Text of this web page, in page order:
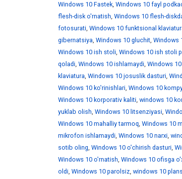
Windows 10 Fastek, Windows 10 fayl
flesh-disk o'rnatish, Windows 10 flesh-
fotosurati, Windows 10 funktsional
gibernatsiya, Windows 10 gluchit, Windows
Windows 10 ish stoli, Windows 10 ish stoli
qoladi, Windows 10 ishlamaydi, Windows
klaviatura, Windows 10 josuslik dasturi,
Windows 10 ko'rinishlari, Windows 10
Windows 10 korporativ kaliti, windows 10
yuklab olish, Windows 10 litsenziyasi,
Windows 10 mahalliy tarmoq, Windows 10
mikrofon ishlamaydi, Windows 10 narxi,
sotib oling, Windows 10 o'chirish dasturi,
Windows 10 o'rnatish, Windows 10 ofisga
oldi, Windows 10 parolsiz, windows 10